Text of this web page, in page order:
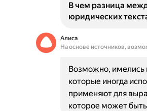
В чем разница
юридических
Алиса
На основе источников,
Возможно, имелись
которые иногда
применяют для
которое может